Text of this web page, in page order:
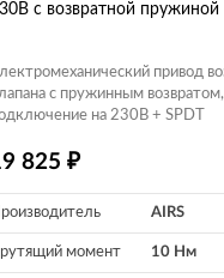
с возвратной пружиной
привод
с пружинным возвратом,
на 230В + SPDT
825 ₽
AIRS
момент 10 Нм